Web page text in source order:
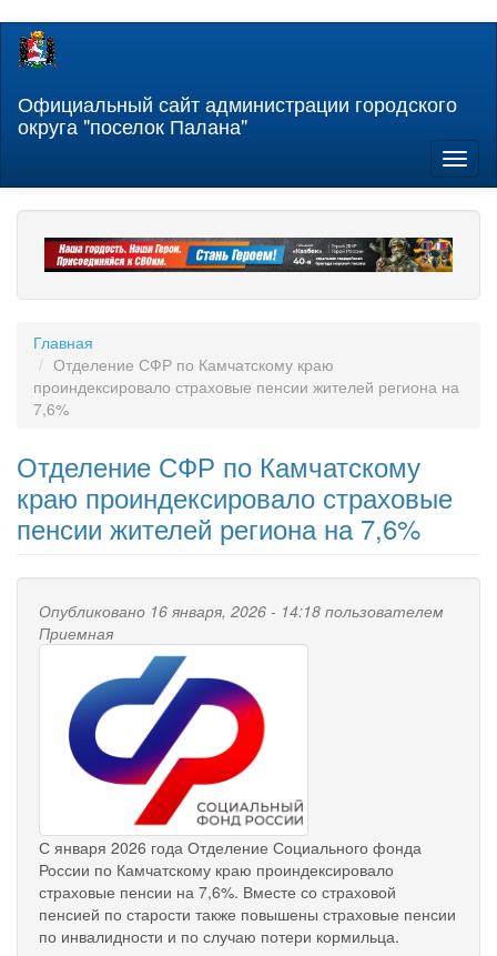
Перейти
содержанию
Официальный сайт администрации городского
округа "поселок Палана"
Главная
Отделение СФР по Камчатскому краю
проиндексировало страховые пенсии жителей региона на
7,6%
Отделение СФР по Камчатскому
краю проиндексировало страховые
пенсии жителей региона на 7,6%
Опубликовано 16 января, 2026 - 14:18 пользователем
Приемная
С января 2026 года Отделение Социального фонда
России по Камчатскому краю проиндексировало
страховые пенсии на 7,6%. Вместе со страховой
пенсией по старости также повышены страховые пенсии
по инвалидности и по случаю потери кормильца.